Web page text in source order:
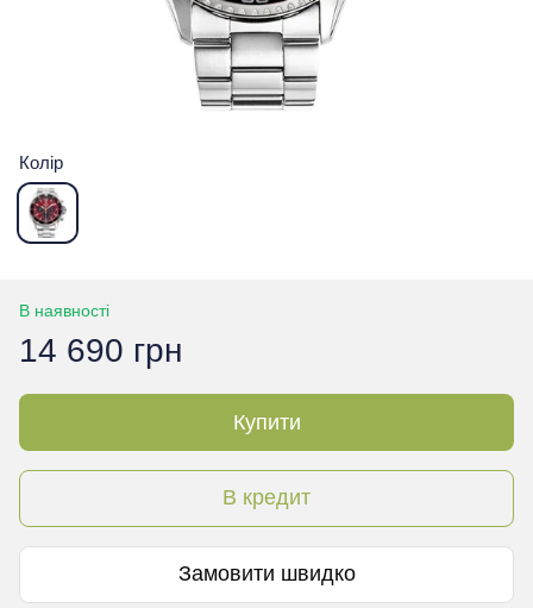
Колір
В наявності
14 690 грн
Купити
В кредит
Замовити швидко